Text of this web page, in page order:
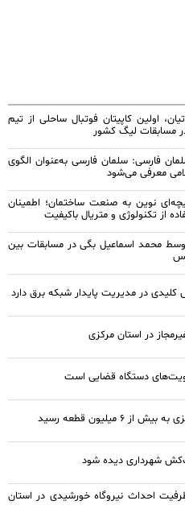
اولین کاپیتان فوتبال ساحلی از تیم
مسابقات لیگ کشور
فارسی: سلمان فارسی به‌عنوان الگوی
معرفی می‌شود
نوین به صنعت ساختمان؛ اطمینان
از تکنولوژی و متریال باکیفیت
محمد اسماعیل بگی در مسابقات بین
در مدیریت پایدار شبکه برق دارد
دستگاه قضایی است
میلیون قطعه رسید
شهرداری دیده شود
مگاوات ظرفیت احداث نیروگاه خورشیدی در استان